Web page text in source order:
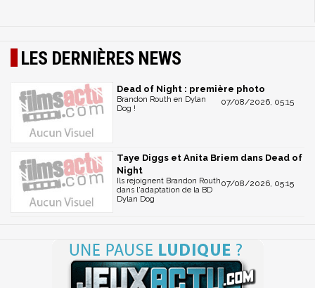
LES DERNIÈRES NEWS
Dead of Night : première photo
07/08/2026, 05:15
Brandon Routh en Dylan
Dog !
Taye Diggs et Anita Briem dans Dead of
Night
07/08/2026, 05:15
Ils rejoignent Brandon Routh
dans l'adaptation de la BD
Dylan Dog